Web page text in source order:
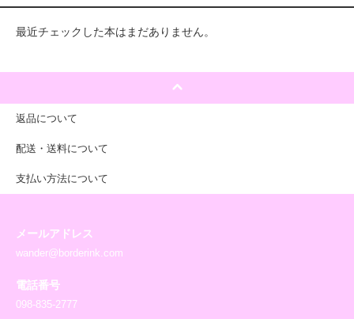
最近チェックした本はまだありません。
返品について
配送・送料について
支払い方法について
メールアドレス
wander@borderink.com
電話番号
098-835-2777